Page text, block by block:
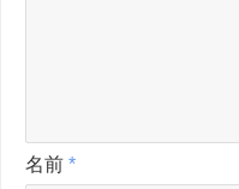
名前 *